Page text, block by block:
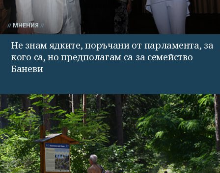
МНЕНИЯ
Не знам ядките, поръчани от парламента, за
кого са, но предполагам са за семейство
Баневи